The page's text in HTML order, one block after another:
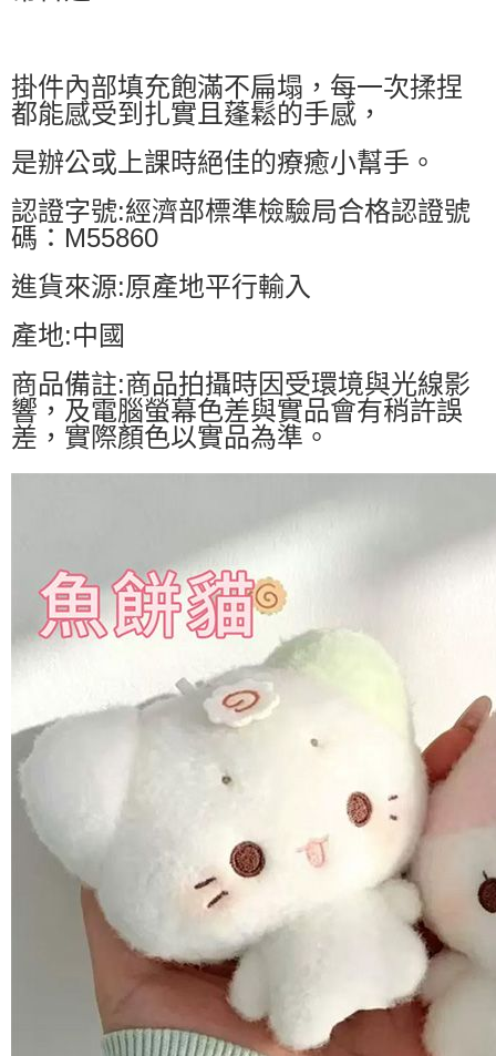
掛件內部填充飽滿不扁塌，每一次揉捏
都能感受到扎實且蓬鬆的手感，
是辦公或上課時絕佳的療癒小幫手。
認證字號:經濟部標準檢驗局合格認證號
碼：M55860
進貨來源:原產地平行輸入
產地:中國
商品備註:商品拍攝時因受環境與光線影
響，及電腦螢幕色差與實品會有稍許誤
差，實際顏色以實品為準。